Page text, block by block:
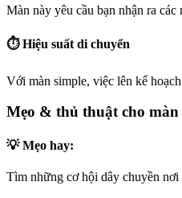
Màn này yêu cầu bạn nhận ra
⏱️ Hiệu suất di chuyển
Với màn simple, việc lên kế
Mẹo & thủ thuật cho màn
💡 Mẹo hay:
Tìm những cơ hội dây chuyền